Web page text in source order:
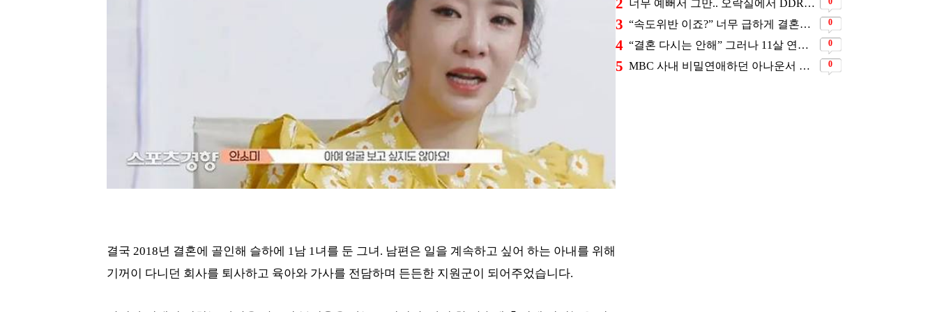
결국 2018년 결혼에 골인해 슬하에 1남 1녀를 둔 그녀. 남편은 일을 계속하고 싶어 하는 아내를 위해
기꺼이 다니던 회사를 퇴사하고 육아와 가사를 전담하며 든든한 지원군이 되어주었습니다.
2 너무 예뻐서 그만.. 오락실에서 DDR하고 있는데 지나가던 이상민이 캐스팅했다는 연예인
3 “속도위반 이죠?” 너무 급하게 결혼해서 모두에게 의심 받았던 스타 0
4 “결혼 다시는 안해” 그러나 11살 연하남과 재혼 발표 0
5 MBC 사내 비밀연애하던 아나운서 커플 0